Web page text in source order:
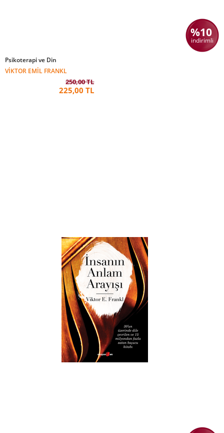
%10
indirimli
Psikoterapi ve Din
VIKTOR EMIL FRANKL
250,00 TL
225,00 TL